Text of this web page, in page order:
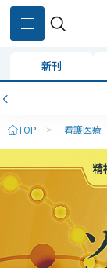
新刊
TOP > 看護医療